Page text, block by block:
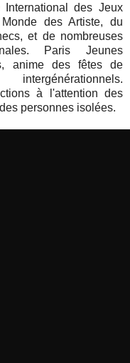
des Jeux
des Artiste, du
et de nombreuses
Paris Jeunes
anime des fêtes de
à l'attention des
personnes isolées.